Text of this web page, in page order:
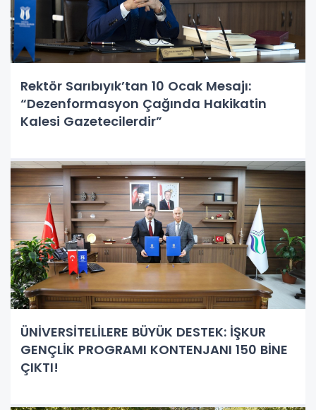
Rektör Sarıbıyık’tan 10 Ocak Mesajı:
“Dezenformasyon Çağında Hakikatin
Kalesi Gazetecilerdir”
ÜNİVERSİTELİLERE BÜYÜK DESTEK: İŞKUR
GENÇLİK PROGRAMI KONTENJANI 150 BİNE
ÇIKTI!